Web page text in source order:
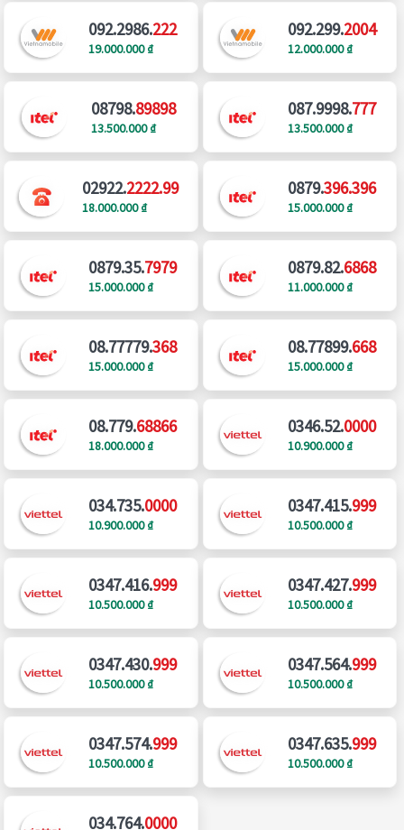
092.2986.222
19.000.000 ₫
092.299.2004
12.000.000 ₫
08798.89898
13.500.000 ₫
087.9998.777
13.500.000 ₫
02922.2222.99
18.000.000 ₫
0879.396.396
15.000.000 ₫
0879.35.7979
15.000.000 ₫
0879.82.6868
11.000.000 ₫
08.77779.368
15.000.000 ₫
08.77899.668
15.000.000 ₫
08.779.68866
18.000.000 ₫
0346.52.0000
10.900.000 ₫
034.735.0000
10.900.000 ₫
0347.415.999
10.500.000 ₫
0347.416.999
10.500.000 ₫
0347.427.999
10.500.000 ₫
0347.430.999
10.500.000 ₫
0347.564.999
10.500.000 ₫
0347.574.999
10.500.000 ₫
0347.635.999
10.500.000 ₫
034.764.0000